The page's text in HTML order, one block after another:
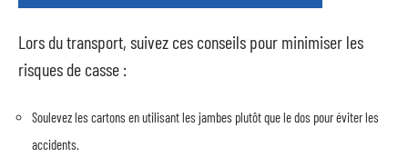
Lors du transport, suivez ces conseils pour minimiser les
risques de casse :
Soulevez les cartons en utilisant les jambes plutôt que le dos pour éviter les
accidents.